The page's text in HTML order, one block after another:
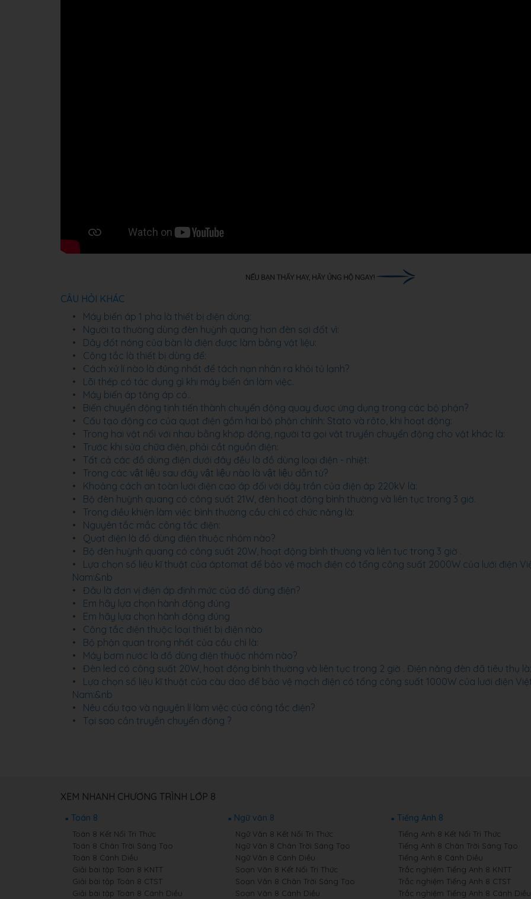
CÂU HỎI KHÁC
Máy biến áp 1 pha là thiết bị điện dùng:
Người ta thường dùng đèn huỳnh quang hơn đèn sợi đốt vì:
Dây đốt nóng của bàn là điện được làm bằng vật liệu:
Công tắc là thiết bị dùng để:
Cách xử lí nào là đúng nhất để tách nạn nhân ra khỏi tủ lạnh?
Lõi thép có tác dụng gì khi máy biến án làm việc.
Máy biến áp tăng áp có..
Biến chuyển động tịnh tiến thành chuyển động quay được ứng dụng trong các bộ phận?
Cấu tạo động cơ của quạt điện gồm hai bộ phận chính: Stato và rôto, khi hoạt động:
Trong hai vật nối với nhau bằng khớp động, người ta gọi vật truyền chuyển động cho vật khác là:
Trước khi sửa chữa điện, phải cắt nguồn điện:
Tất cả các đồ dùng điện dưới đây đều là đồ dùng loại điện - nhiệt:
Trong các vật liệu sau đây vật liệu nào là vật liệu dẫn từ?
Khoảng cách an toàn lưới điện cao áp đối với dây trần của điện áp 220kV là:
Bộ đèn huỳnh quang có công suất 21W, đèn hoạt động bình thường và liên tục trong 3 giờ.
Trong điều khiện làm việc bình thường cầu chì có chức năng là:
Nguyên tắc mắc công tắc điện:
Quạt điện là đồ dùng điện thuộc nhóm nào?
Bộ đèn huỳnh quang có công suất 20W, hoạt động bình thường và liên tục trong 3 giờ .
Lựa chọn số liệu kĩ thuật của áptomat để bảo vệ mạch điện có tổng công suất 2000W của lưới điện
Nam:&nb
Đâu là đơn vị điện áp định mức của đồ dùng điện?
Em hãy lựa chọn hành động đúng
Em hãy lựa chọn hành động đúng
Công tắc điện thuộc loại thiết bị điện nào
Bộ phận quan trọng nhất của cầu chì là:
Máy bơm nước là đồ dùng điện thuộc nhóm nào?
Đèn led có công suất 20W, hoạt động bình thường và liên tục trong 2 giờ . Điện năng đèn đã tiêu thụ
Lựa chọn số liệu kĩ thuật của càu dao để bảo vệ mạch điện có tổng công suất 1000W của lưới điện
Nam:&nb
Nêu cấu tạo và nguyên lí làm việc của công tắc điện?
Tại sao cần truyền chuyển động ?
XEM NHANH CHƯƠNG TRÌNH LỚP 8
Toán 8
Toán 8 Kết Nối Tri Thức
Toán 8 Chân Trời Sáng Tạo
Toán 8 Cánh Diều
Giải bài tập Toán 8 KNTT
Giải bài tập Toán 8 CTST
Giải bài tập Toán 8 Cánh Diều
Ngữ văn 8
Ngữ Văn 8 Kết Nối Tri Thức
Ngữ Văn 8 Chân Trời Sáng Tạo
Ngữ Văn 8 Cánh Diều
Soạn Văn 8 Kết Nối Tri Thức
Soạn Văn 8 Chân Trời Sáng Tạo
Soạn Văn 8 Cánh Diều
Tiếng Anh 8
Tiếng Anh 8 Kết Nối Tri Thức
Tiếng Anh 8 Chân Trời Sáng Tạo
Tiếng Anh 8 Cánh Diều
Trắc nghiệm Tiếng Anh 8 KNTT
Trắc nghiệm Tiếng Anh 8 CTST
Trắc nghiệm Tiếng Anh 8 Cánh Diều